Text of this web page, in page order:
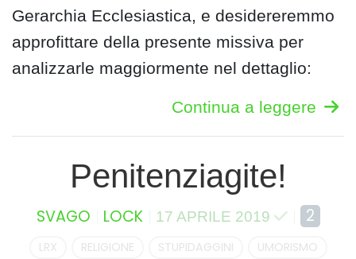
Gerarchia Ecclesiastica, e desidereremmo
approfittare della presente missiva per
analizzarle maggiormente nel dettaglio:
Continua a leggere
Penitenziagite!
SVAGO LOCK 17 APRILE 2019 2
LRX RELIGIONE STUPIDAGGINI UMORISMO